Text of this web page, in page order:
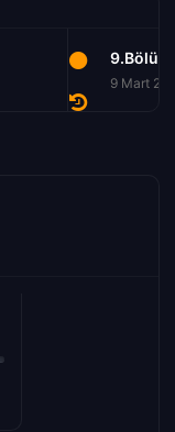
9.Bölüm
9 Mart